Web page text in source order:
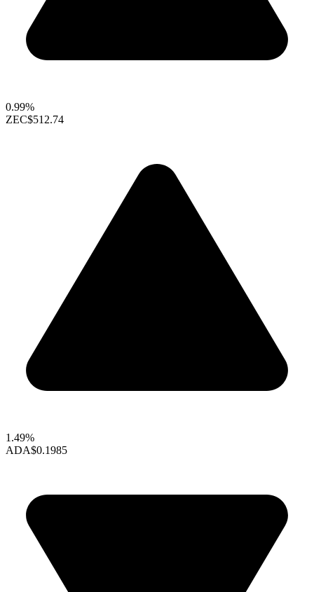
0.99%
ZEC$512.74
1.49%
ADA$0.1985